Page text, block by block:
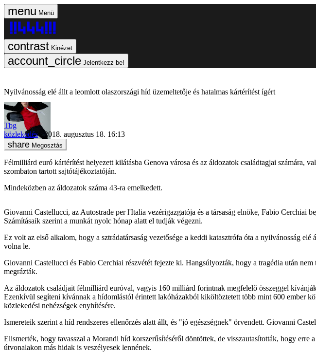
Menü
Kinézet
Jelentkezz be!
Nyilvánosság elé állt a leomlott olaszországi híd üzemeltetője és hatalmas kártérítést ígért
Tbg
közlekedés
2018. augusztus 18. 16:13
Megosztás
Félmilliárd euró kártérítést helyezett kilátásba Genova városa és az áldozatok családtagjai számára,
szombaton tartott sajtótájékoztatóján.
Mindeközben az áldozatok száma 43-ra emelkedett.
Giovanni Castellucci, az Autostrade per l'Italia vezérigazgatója és a társaság elnöke, Fabio Cerchiai
Számításaik szerint a munkát nyolc hónap alatt el tudják végezni.
Ez volt az első alkalom, hogy a sztrádatársaság vezetősége a keddi katasztrófa óta a nyilvánosság
volna le.
Giovanni Castellucci és Fabio Cerchiai részvétét fejezte ki. Hangsúlyozták, hogy a tragédia után
megrázták.
Az áldozatok családjait félmilliárd euróval, vagyis 160 milliárd forintnak megfelelő összeggel
Ezenkívül segíteni kívánnak a hídomlástól érintett lakóházakból kiköltöztetett több mint 600 ember
közlekedési nehézségek enyhítésére.
Ismereteik szerint a híd rendszeres ellenőrzés alatt állt, és "jó egészségnek" örvendett. Giovanni
Elismerték, hogy tavasszal a Morandi híd korszerűsítéséről döntöttek, de visszautasították, hogy erre
útvonalakon más hidak is veszélyesek lennének.